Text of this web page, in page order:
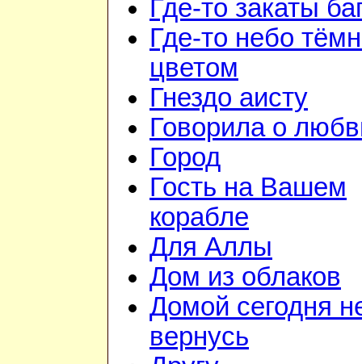
Где-то закаты
Где-то небо
цветом
Гнездо аисту
Говорила о
Город
Гость на Вашем
корабле
Для Аллы
Дом из облаков
Домой сегодня
вернусь